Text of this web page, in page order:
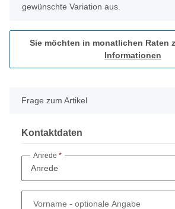
gewünschte Variation aus.
Sie möchten in monatlichen Raten
Informationen
Frage zum Artikel
Kontaktdaten
Anrede
Vorname - optionale Angabe